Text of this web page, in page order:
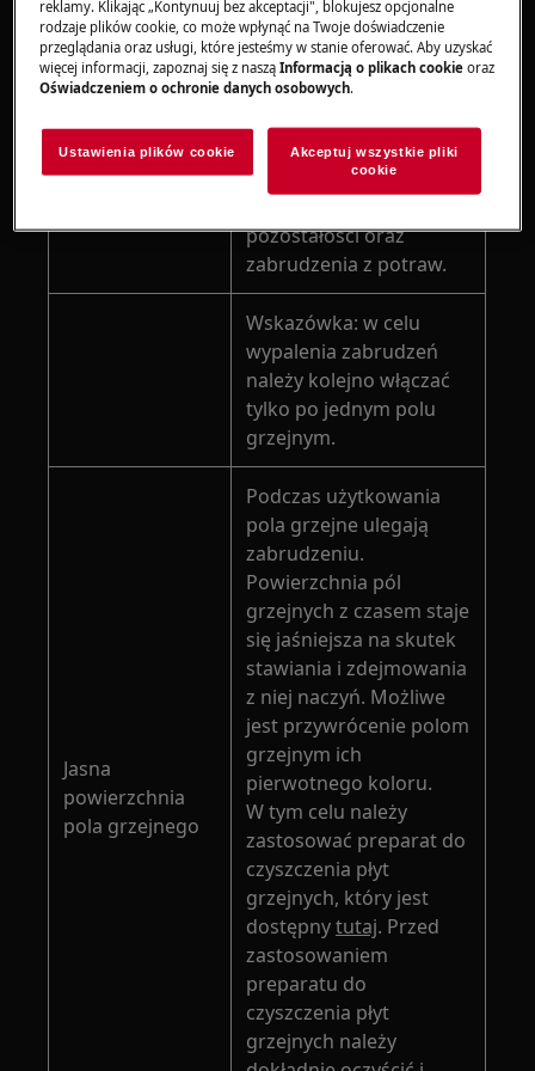
Dokładnie przetrzyj
powierzchnię.
Następnie przetrzyj
płytę grzejną ściereczką
zwilżoną czystą wodą.
Ustaw płytę grzejną na
maksymalną moc
pozostałości oraz
zabrudzenia z potraw.
Wskazówka: w celu
wypalenia zabrudzeń
należy kolejno włączać
tylko po jednym polu
grzejnym.
Jasna
powierzchnia
pola grzejnego
Podczas użytkowania
pola grzejne ulegają
zabrudzeniu.
Powierzchnia pól
grzejnych z czasem staje
się jaśniejsza na skutek
stawiania i zdejmowania
z niej naczyń. Możliwe
jest przywrócenie polom
grzejnym ich
pierwotnego koloru.
W tym celu należy
zastosować preparat do
czyszczenia płyt
grzejnych, który jest
dostępnytutaj. Przed
zastosowaniem
preparatu do
czyszczenia płyt
grzejnych należy
reklamy. Klikając „Kontynuuj bez akceptacji", blokujesz opcjonalne
rodzaje plików cookie, co może wpłynąć na Twoje doświadczenie
przeglądania oraz usługi, które jesteśmy w stanie oferować. Aby uzyskać
więcej informacji, zapoznaj się z nasząInformacją o plikach cookie oraz
Oświadczeniem o ochronie danych osobowych.
Ustawienia plików cookie
Akceptuj wszystkie pliki
cookie